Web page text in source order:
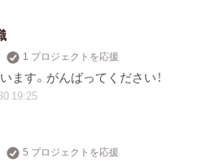
1 プロジェクトを応援
ます。がんばってください！
19:25
5 プロジェクトを応援